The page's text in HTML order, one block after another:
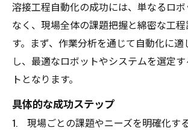
溶接工程自動化の成功には、単なるロ
なく、現場全体の課題把握と綿密な工
す。まず、作業分析を通じて自動化に適
し、最適なロボットやシステムを選定
トとなります。
具体的な成功ステップ
現場ごとの課題やニーズを明確化す